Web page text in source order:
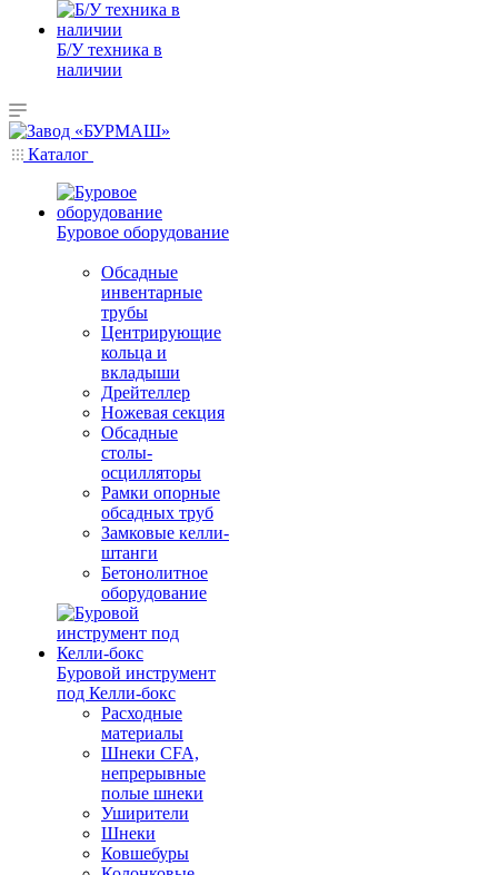
Б/У техника в
наличии
Каталог
Буровое оборудование
Обсадные
инвентарные
трубы
Центрирующие
кольца и
вкладыши
Дрейтеллер
Ножевая секция
Обсадные
столы-
осцилляторы
Рамки опорные
обсадных труб
Замковые келли-
штанги
Бетонолитное
оборудование
Буровой инструмент
под Келли-бокс
Расходные
материалы
Шнеки CFA,
непрерывные
полые шнеки
Уширители
Шнеки
Ковшебуры